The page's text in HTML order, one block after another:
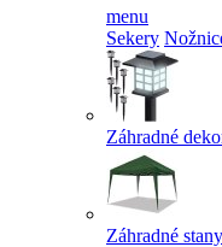
menu
Sekery
Záhradné
Záhradné